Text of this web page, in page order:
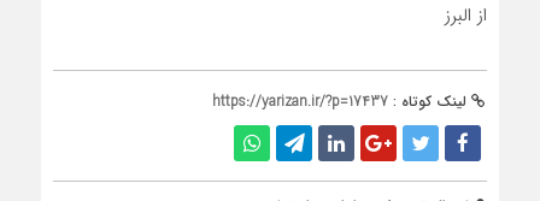
از البرز
لینک کوتاه : https://yarizan.ir/?p=17437